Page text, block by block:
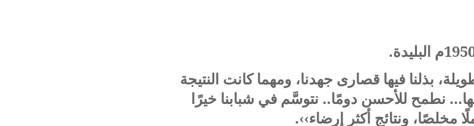
بذلنا فيها قصارى جهدنا، ومهما كانت النتيجة
نطمح للأحسن دومًا.. نتوسَّم في شبابنا خيرًا
مخلصًا، ونتائج أكثر إرضاء››.